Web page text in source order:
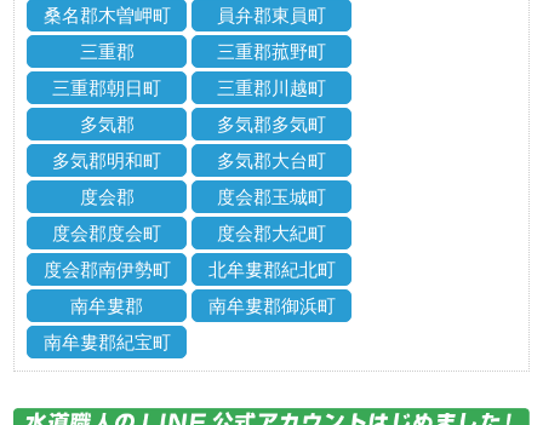
桑名郡木曽岬町
員弁郡東員町
三重郡
三重郡菰野町
三重郡朝日町
三重郡川越町
多気郡
多気郡多気町
多気郡明和町
多気郡大台町
度会郡
度会郡玉城町
度会郡度会町
度会郡大紀町
度会郡南伊勢町
北牟婁郡紀北町
南牟婁郡
南牟婁郡御浜町
南牟婁郡紀宝町